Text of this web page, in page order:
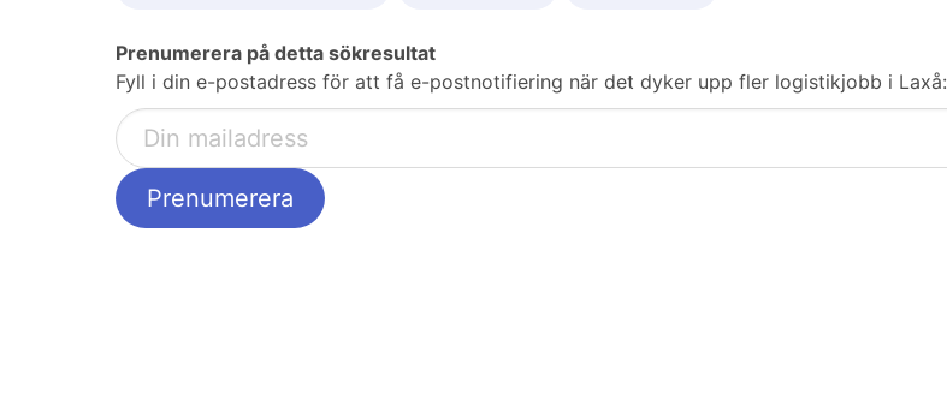
Prenumerera på detta sökresultat
Fyll i din e-postadress för att få e-postnotifiering när det dyker upp fler logistikjobb i Laxå: